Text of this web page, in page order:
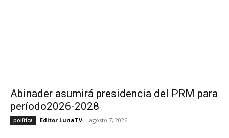
Abinader asumirá presidencia del PRM para
período2026-2028
política Editor LunaTV - agosto 7, 2026